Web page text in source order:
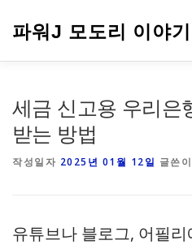
파워J 모도리 이야기
세금 신고용 우리은
받는 방법
작성일자 2025년 01월 12일 글쓴이
유튜브나 블로그, 어필